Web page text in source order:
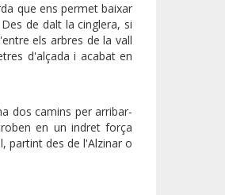
que ens permet baixar
de dalt la cinglera, si
els arbres de la vall
d'alçada i acabat en
dos camins per arribar-
en un indret força
partint des de l'Alzinar o